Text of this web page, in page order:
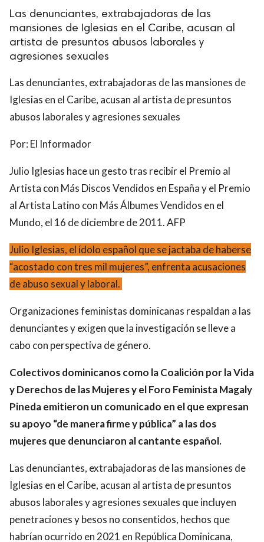
Las denunciantes, extrabajadoras de las
mansiones de Iglesias en el Caribe, acusan al
artista de presuntos abusos laborales y
agresiones sexuales
Las denunciantes, extrabajadoras de las mansiones de
Iglesias en el Caribe, acusan al artista de presuntos
abusos laborales y agresiones sexuales
Por: El Informador
Julio Iglesias hace un gesto tras recibir el Premio al
Artista con Más Discos Vendidos en España y el Premio
al Artista Latino con Más Álbumes Vendidos en el
Mundo, el 16 de diciembre de 2011. AFP
Julio Iglesias, el ídolo español que se jactaba de haberse
“acostado con tres mil mujeres”, enfrenta acusaciones
de abuso sexual y laboral.
Organizaciones feministas dominicanas respaldan a las
denunciantes y exigen que la investigación se lleve a
cabo con perspectiva de género.
Colectivos dominicanos como la Coalición por la Vida
y Derechos de las Mujeres y el Foro Feminista Magaly
Pineda emitieron un comunicado en el que expresan
su apoyo “de manera firme y pública” a las dos
mujeres que denunciaron al cantante español.
Las denunciantes, extrabajadoras de las mansiones de
Iglesias en el Caribe, acusan al artista de presuntos
abusos laborales y agresiones sexuales que incluyen
penetraciones y besos no consentidos, hechos que
habrían ocurrido en 2021 en República Dominicana,